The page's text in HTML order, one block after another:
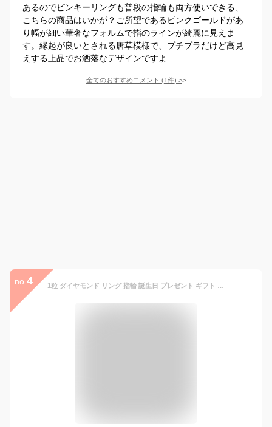
あるのでピンキーリングも普段の指輪も両方使いできる、
こちらの商品はいかが？ご所望であるピンクゴールドがあ
り幅が細い華奢なフォルムで指のラインが綺麗に見えま
す。縁起が良いとされる唐草模様で、プチプラだけど高見
えする上品でお洒落なデザインですよ
全てのおすすめコメント (1件) >
no. 4 1粒 ダイヤモンド リング 指輪 誕生日 プレゼント ギフト K18 ピンクゴールド シルバー925 BOX付き 日本製 レディース petitDia_Ring_S_PG_5